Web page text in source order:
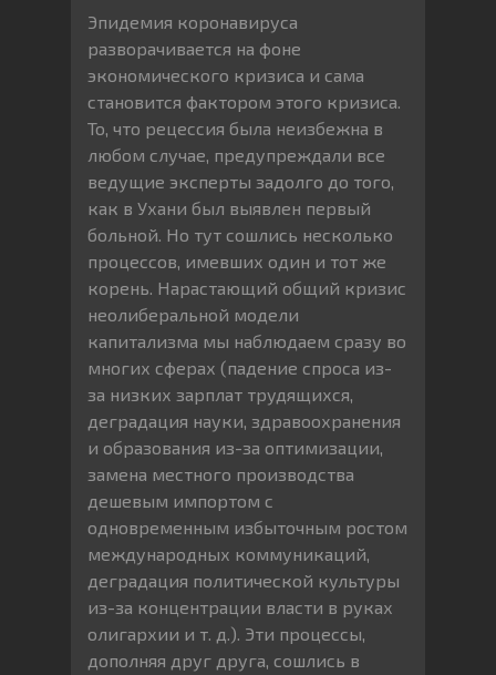
Эпидемия коронавируса
разворачивается на фоне
экономического кризиса и сама
становится фактором этого кризиса.
То, что рецессия была неизбежна в
любом случае, предупреждали все
ведущие эксперты задолго до того,
как в Ухани был выявлен первый
больной. Но тут сошлись несколько
процессов, имевших один и тот же
корень. Нарастающий общий кризис
неолиберальной модели
капитализма мы наблюдаем сразу во
многих сферах (падение спроса из-
за низких зарплат трудящихся,
деградация науки, здравоохранения
и образования из-за оптимизации,
замена местного производства
дешевым импортом с
одновременным избыточным ростом
международных коммуникаций,
деградация политической культуры
из-за концентрации власти в руках
олигархии и т. д.). Эти процессы,
дополняя друг друга, сошлись в